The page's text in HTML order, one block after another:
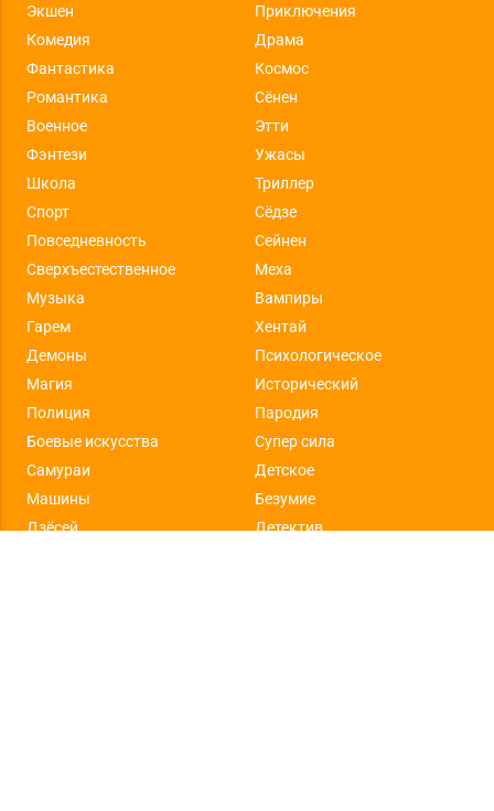
Экшен
Приключения
Комедия
Драма
Фантастика
Космос
Романтика
Сёнен
Военное
Этти
Фэнтези
Ужасы
Школа
Триллер
Спорт
Сёдзе
Повседневность
Сейнен
Сверхъестественное
Меха
Музыка
Вампиры
Гарем
Хентай
Демоны
Психологическое
Магия
Исторический
Полиция
Пародия
Боевые искусства
Супер сила
Самураи
Детское
Машины
Безумие
Дзёсей
Детектив